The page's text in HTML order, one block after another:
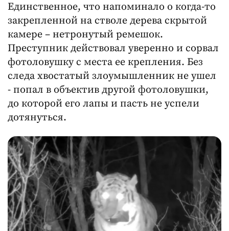
Единственное, что напоминало о когда-то
закрепленной на стволе дерева скрытой
камере – нетронутый ремешок.
Преступник действовал уверенно и сорвал
фотоловушку с места ее крепления. Без
следа хвостатый злоумышленник не ушел
- попал в объектив другой фотоловушки,
до которой его лапы и пасть не успели
дотянуться.